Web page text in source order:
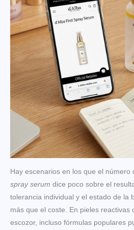
Hay escenarios en los que el número
spray serum dice poco sobre el
tolerancia individual y el estado de la
más que el coste. En pieles reactivas
escozor, incluso fórmulas populares